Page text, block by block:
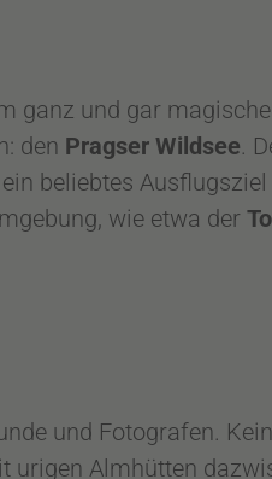
ganz und gar
den Pragser Wildsee.
beliebtes Ausflugsziel
wie etwa der
und Fotografen.
urigen Almhütten